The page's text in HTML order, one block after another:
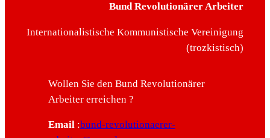
Bund Revolutionärer Arbeiter
Internationalistische Kommunistische Vereinigung
(trozkistisch)
Wollen Sie den Bund Revolutionärer
Arbeiter erreichen ?
Email:bund-revolutionaerer-